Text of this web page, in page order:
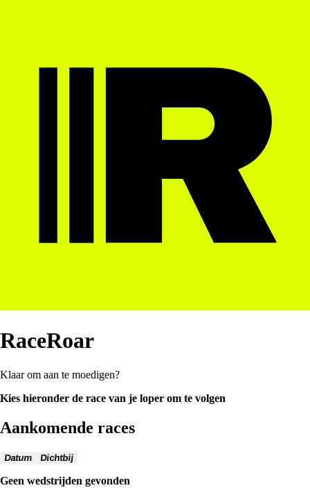
RaceRoar
Klaar om aan te moedigen?
Kies hieronder de race van je loper om te volgen
Aankomende races
Datum Dichtbij
Geen wedstrijden gevonden